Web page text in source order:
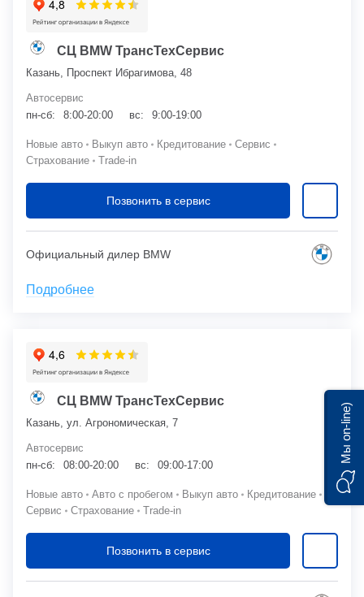
СЦ BMW ТрансТехСервис
Казань, Проспект Ибрагимова, 48
Автосервис
пн-сб:
8:00-20:00 вс: 9:00-19:00
Новые авто Выкуп авто Кредитование
Сервис
Страхование
Trade-in
Позвонить в сервис
Официальный дилер BMW
Подробнее
СЦ BMW ТрансТехСервис
Казань, ул. Агрономическая, 7
Автосервис
пн-сб:
08:00-20:00 вс: 09:00-17:00
Новые авто Авто с пробегом Выкуп авто
Кредитование
Сервис
Страхование Trade-in
Позвонить в сервис
Мы on-line)